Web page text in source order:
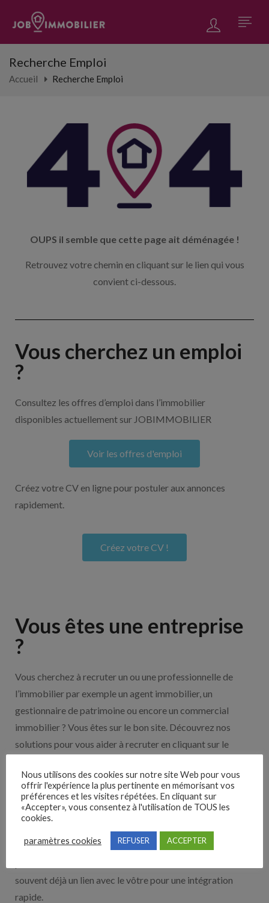
Recherche Emploi
Accueil Recherche Emploi
OUPS il semble que cette page ait déménagée !
Retrouvez votre chemin en cliquant sur le lien qui vous
convient ci-dessous.
Vous cherchez un emploi
?
Consultez les offres d’emploi dans l’immobilier
disponibles actuellement sur JOBIMMOBILIER
Voir les offres d'emploi
Créez votre CV en ligne pour postuler aux annonces
rapidement.
Créez votre CV !
Vous êtes une entreprise
?
Vous cherchez à recruter un ou une professionnelle de
l’immobilier par exemple un agent immobilier, un
gestionnaire de patrimoine ou encore un commercial
immobilier ? Vous êtes sur le bon site. Découvrez nos
solutions pour vous aider à recruter en cliquant sur le
Nos solutions entreprises
Découvrez nos partenaires ! Moteurs de recherches,
multidiffuseurs, sites payant… nombreux sont nos
souvent déjà un lien avec le vôtre pour une intégration
rapide.
Nous utilisons des cookies sur notre site Web pour vous
offrir l'expérience la plus pertinente en mémorisant vos
préférences et les visites répétées. En cliquant sur
«Accepter», vous consentez à l'utilisation de TOUS les
cookies.
paramètres cookies REFUSER ACCEPTER